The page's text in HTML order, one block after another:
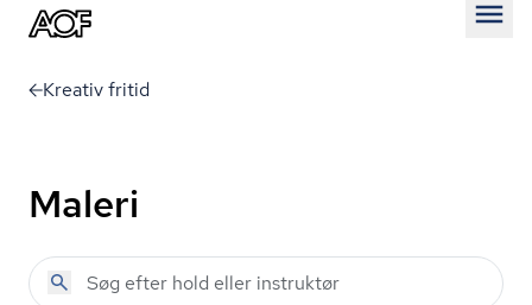
Kreativ fritid
Maleri